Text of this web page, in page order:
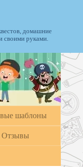
домашние
своими руками.
шаблоны
Отзывы